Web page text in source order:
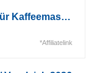
Reinigungstabletten für Kaffeemaschinen 2,5g Premium Coffee Machine Cleaning Tablets...*
*Affiliatelink